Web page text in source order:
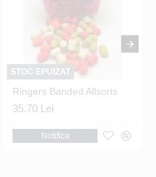
STOC EPUIZAT
Ringers Banded Allsorts
35.70 Lei
Notifica